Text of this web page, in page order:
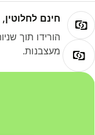
חינם לחלוטין,
הורידו תוך
מעצבנות.